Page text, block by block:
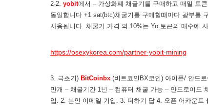
2-2. yobit에서 – 가상화폐 채굴기를 구매하고 매일 토
동일합니다 +1 sat(btc)채굴기를 구매할때마다 광부를
사용됩니다. 채굴기 가격 의 10%는 Yo 토큰의 매수에
https://osexykorea.com/partner-yobit-mining
3. 극초기) BitCoinbx(비트코인BX코인) 아이폰/ 안드
만개 – 채굴기간 1년 – 컴퓨터 채굴 가능 – 안드로이드
입. 2. 본인 이메일 기입. 3. 더하기 답 4. 오픈 어카운